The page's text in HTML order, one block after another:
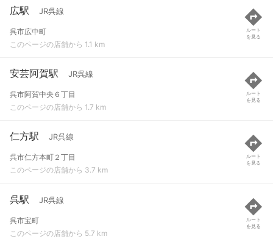
広駅 JR呉線
呉市広中町
このページの店舗から 1.1 km
ルート
を見る
安芸阿賀駅 JR呉線
呉市阿賀中央６丁目
このページの店舗から 1.7 km
ルート
を見る
仁方駅 JR呉線
呉市仁方本町２丁目
このページの店舗から 3.7 km
ルート
を見る
呉駅 JR呉線
呉市宝町
このページの店舗から 5.7 km
ルート
を見る